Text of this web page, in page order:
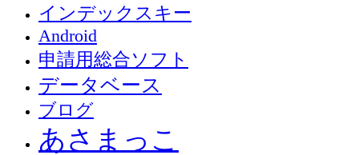
インデックスキー
Android
申請用総合ソフト
データベース
ブログ
あさまっこ